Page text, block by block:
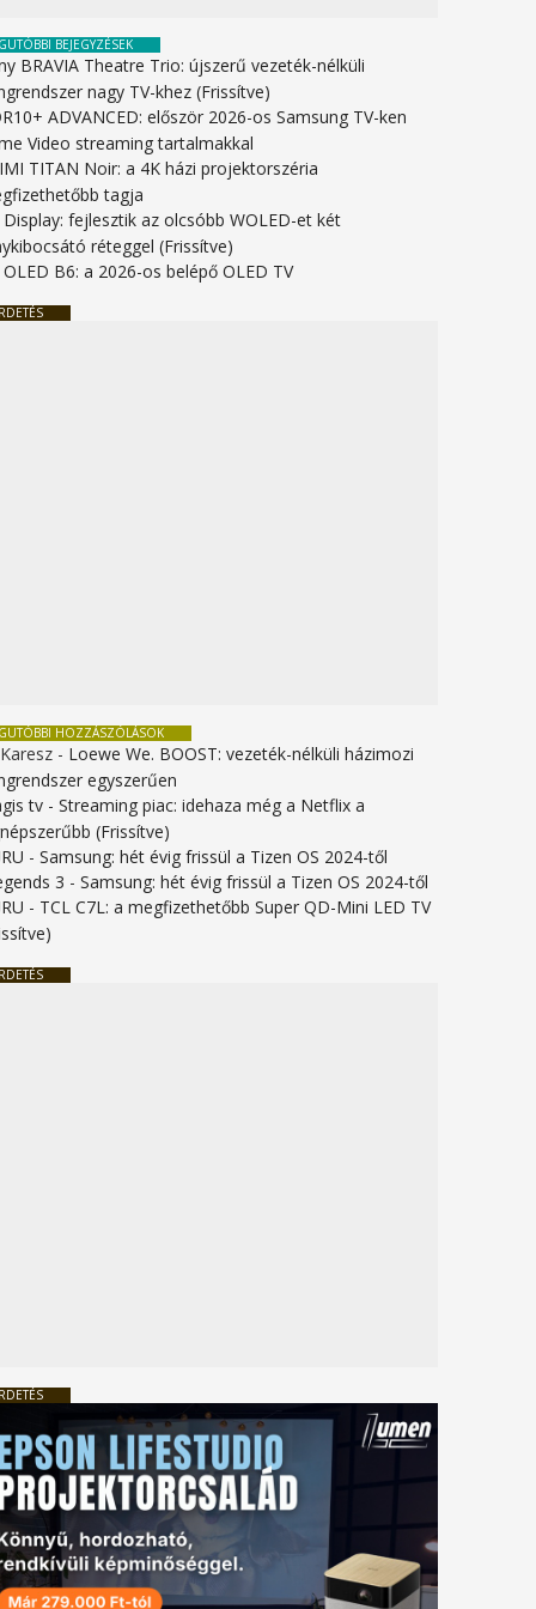
BEJEGYZÉSEK
BRAVIA Theatre Trio: újszerű vezeték-nélküli
nagy TV-khez (Frissítve)
ADVANCED: először 2026-os Samsung TV-ken
Video streaming tartalmakkal
TITAN Noir: a 4K házi projektorszéria
tagja
Display: fejlesztik az olcsóbb WOLED-et két
réteggel (Frissítve)
OLED B6: a 2026-os belépő OLED TV
HOZZÁSZÓLÁSOK
- Loewe We. BOOST: vezeték-nélküli házimozi
egyszerűen
tv -Streaming piac: idehaza még a Netflix a
(Frissítve)
-Samsung: hét évig frissül a Tizen OS 2024-től
3 -Samsung: hét évig frissül a Tizen OS 2024-től
- TCL C7L: a megfizethetőbb Super QD-Mini LED TV